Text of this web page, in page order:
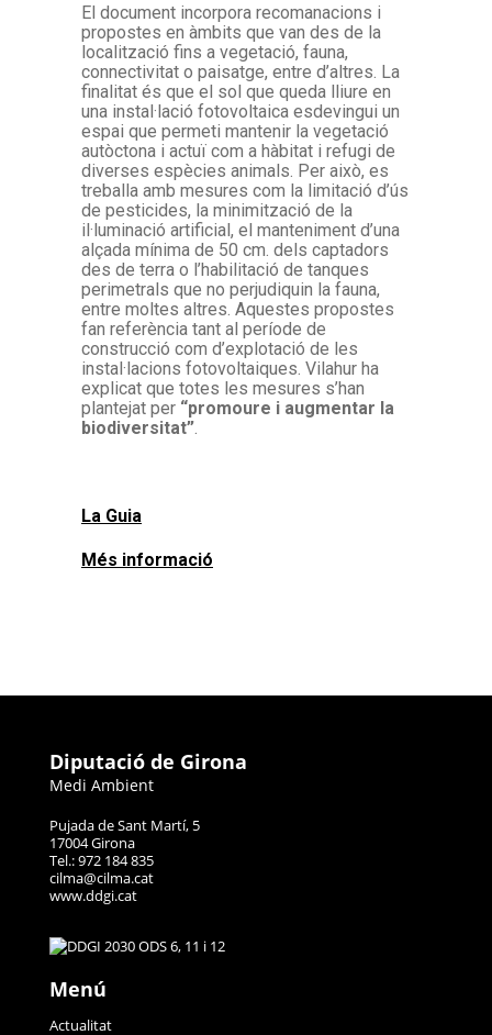
El document incorpora recomanacions i
propostes en àmbits que van des de la
localització fins a vegetació, fauna,
connectivitat o paisatge, entre d’altres. La
finalitat és que el sol que queda lliure en
una instal·lació fotovoltaica esdevingui un
espai que permeti mantenir la vegetació
autòctona i actuï com a hàbitat i refugi de
diverses espècies animals. Per això, es
treballa amb mesures com la limitació d’ús
de pesticides, la minimització de la
il·luminació artificial, el manteniment d’una
alçada mínima de 50 cm. dels captadors
des de terra o l’habilitació de tanques
perimetrals que no perjudiquin la fauna,
entre moltes altres. Aquestes propostes
fan referència tant al període de
construcció com d’explotació de les
instal·lacions fotovoltaiques. Vilahur ha
explicat que totes les mesures s’han
plantejat per “promoure i augmentar la
biodiversitat”
La Guia
Més informació
Diputació de Girona
Medi Ambient
Pujada de Sant Martí, 5
17004 Girona
Tel.: 972 184 835
cilma@cilma.cat
www.ddgi.cat
Menú
Actualitat